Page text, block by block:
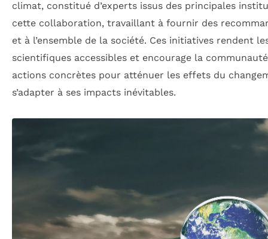
climat, constitué d’experts issus des principales
cette collaboration, travaillant à fournir des
et à l’ensemble de la société. Ces initiatives rendent
scientifiques accessibles et encourage la communauté
actions concrètes pour atténuer les effets du
s’adapter à ses impacts inévitables.